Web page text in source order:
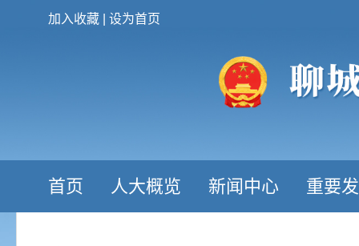
加入收藏 设为首页
首页 人大概览 新闻中心 重要